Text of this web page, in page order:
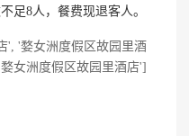
足8人，餐费现退客人。
', '婺女洲度假区故园里酒
女洲度假区故园里酒店']